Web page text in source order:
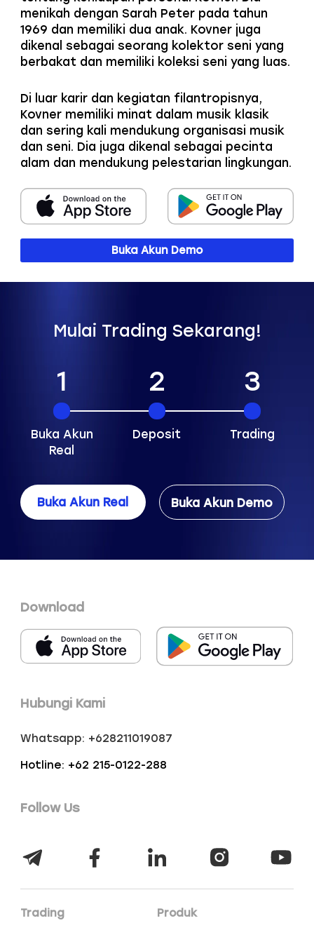
menikah dengan Sarah Peter pada tahun
1969 dan memiliki dua anak. Kovner juga
dikenal sebagai seorang kolektor seni yang
berbakat dan memiliki koleksi seni yang luas.
Di luar karir dan kegiatan filantropisnya,
Kovner memiliki minat dalam musik klasik
dan sering kali mendukung organisasi musik
dan seni. Dia juga dikenal sebagai pecinta
alam dan mendukung pelestarian lingkungan.
Buka Akun Demo
Mulai Trading Sekarang!
1
Buka Akun
Real
2
Deposit
3
Trading
Buka Akun Real Buka Akun Demo
Download
Hubungi Kami
Whatsapp: +628211019087
Hotline: +62 215-0122-288
Follow Us
Trading Produk